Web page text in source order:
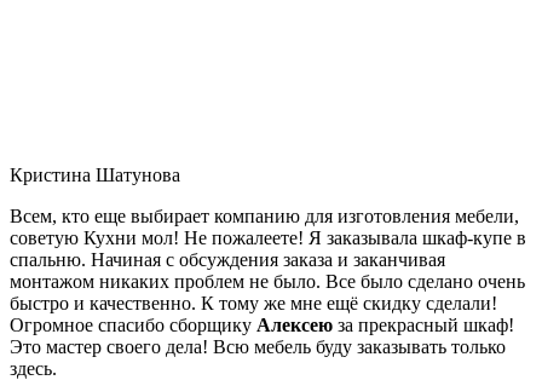
Кристина Шатунова
Всем, кто еще выбирает компанию для изготовления мебели,
советую Кухни мол! Не пожалеете! Я заказывала шкаф-купе в
спальню. Начиная с обсуждения заказа и заканчивая
монтажом никаких проблем не было. Все было сделано очень
быстро и качественно. К тому же мне ещё скидку сделали!
Огромное спасибо сборщику Алексею за прекрасный шкаф!
Это мастер своего дела! Всю мебель буду заказывать только
здесь.